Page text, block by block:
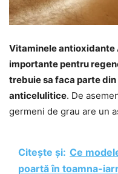
Vitaminele antioxidante
importante pentru
trebuie sa faca parte
anticelulitice. De
germeni de grau are un
Citește și: Ce
poartă în toamna-